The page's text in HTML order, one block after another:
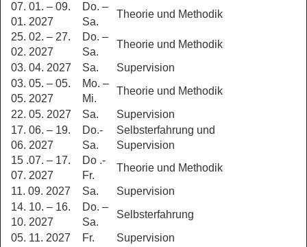
07. 01. – 09.
01. 2027
Do. –
Sa.
Theorie und Methodik
25. 02. – 27.
02. 2027
Do. –
Sa.
Theorie und Methodik
03. 04. 2027
Sa.
Supervision
03. 05. – 05.
05. 2027
Mo. –
Mi.
Theorie und Methodik
22. 05. 2027
Sa.
Supervision
17. 06. – 19.
06. 2027
Do.-
Sa.
Selbsterfahrung und
Supervision
15 .07. – 17.
07. 2027
Do .-
Fr.
Theorie und Methodik
11. 09. 2027
Sa.
Supervision
14. 10. – 16.
10. 2027
Do. –
Sa.
Selbsterfahrung
05. 11. 2027
Fr.
Supervision